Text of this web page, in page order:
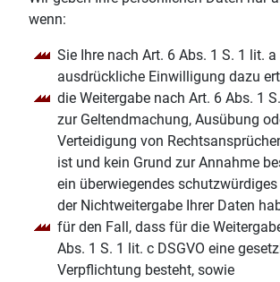
wenn:
Sie Ihre nach Art. 6 Abs. 1 S. 1 lit. a
ausdrückliche Einwilligung dazu
die Weitergabe nach Art. 6 Abs. 1
zur Geltendmachung, Ausübung
Verteidigung von
ist und kein Grund zur Annahme
ein überwiegendes schutzwürdiges
der Nichtweitergabe Ihrer Daten
für den Fall, dass für die
Abs. 1 S. 1 lit. c DSGVO eine
Verpflichtung besteht, sowie